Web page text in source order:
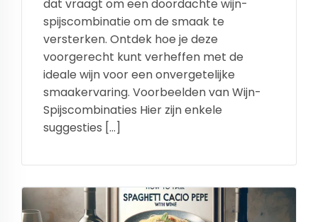
dat vraagt om een doordachte wijn-
spijscombinatie om de smaak te
versterken. Ontdek hoe je deze
voorgerecht kunt verheffen met de
ideale wijn voor een onvergetelijke
smaakervaring. Voorbeelden van Wijn-
Spijscombinaties Hier zijn enkele
suggesties […]